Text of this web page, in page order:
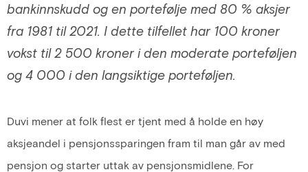
bankinnskudd og en portefølje med 80 % aksjer
fra 1981 til 2021. I dette tilfellet har 100 kroner
vokst til 2 500 kroner i den moderate porteføljen
og 4 000 i den langsiktige porteføljen.
Duvi mener at folk flest er tjent med å holde en høy
aksjeandel i pensjonssparingen fram til man går av med
pensjon og starter uttak av pensjonsmidlene. For